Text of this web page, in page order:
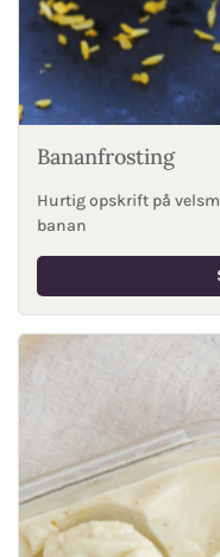
Bananfrosting
Hurtig opskrift på
banan